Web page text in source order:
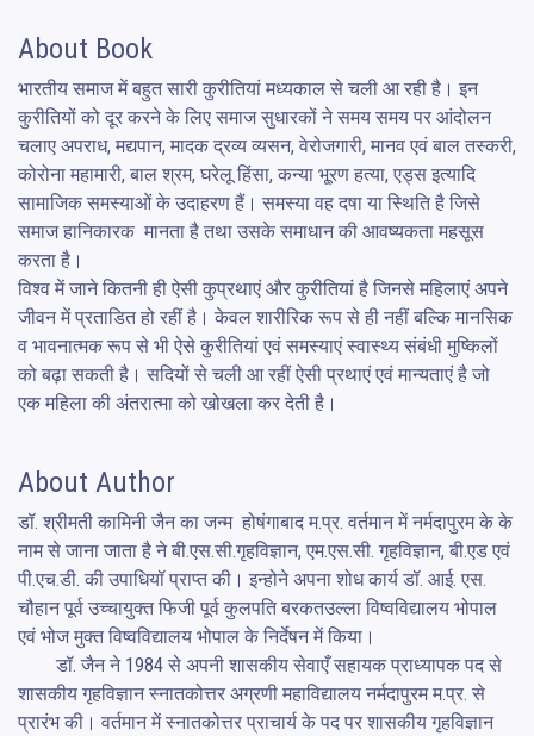
About Book
भारतीय समाज में बहुत सारी कुरीतियां मध्यकाल से चली आ रही है। इन
कुरीतियों को दूर करने के लिए समाज सुधारकों ने समय समय पर आंदोलन
चलाए अपराध, मद्यपान, मादक द्रव्य व्यसन, वेरोजगारी, मानव एवं बाल तस्करी,
कोरोना महामारी, बाल श्रम, घरेलू हिंसा, कन्या भू्रण हत्या, एड्स इत्यादि
सामाजिक समस्याओं के उदाहरण हैं। समस्या वह दषा या स्थिति है जिसे
समाज हानिकारक  मानता है तथा उसके समाधान की आवष्यकता महसूस
करता है।
विश्व में जाने कितनी ही ऐसी कुप्रथाएं और कुरीतियां है जिनसे महिलाएं अपने
जीवन में प्रताडित हो रहीं है। केवल शारीरिक रूप से ही नहीं बल्कि मानसिक
व भावनात्मक रूप से भी ऐसे कुरीतियां एवं समस्याएं स्वास्थ्य संबंधी मुष्किलों
को बढ़ा सकती है। सदियों से चली आ रहीं ऐसी प्रथाएं एवं मान्यताएं है जो
एक महिला की अंतरात्मा को खोखला कर देती है।
About Author
डॉ. श्रीमती कामिनी जैन का जन्म  होषंगाबाद म.प्र. वर्तमान में नर्मदापुरम के के
नाम से जाना जाता है ने बी.एस.सी.गृहविज्ञान, एम.एस.सी. गृहविज्ञान, बी.एड एवं
पी.एच.डी. की उपाधियॉ प्राप्त की। इन्होने अपना शोध कार्य डॉ. आई. एस.
चौहान पूर्व उच्चायुक्त फिजी पूर्व कुलपति बरकतउल्ला विष्वविद्यालय भोपाल
एवं भोज मुक्त विष्वविद्यालय भोपाल के निर्देषन में किया।
शासकीय गृहविज्ञान स्नातकोत्तर अग्रणी महाविद्यालय नर्मदापुरम म.प्र. से
प्रारंभ की। वर्तमान में स्नातकोत्तर प्राचार्य के पद पर शासकीय गृहविज्ञान